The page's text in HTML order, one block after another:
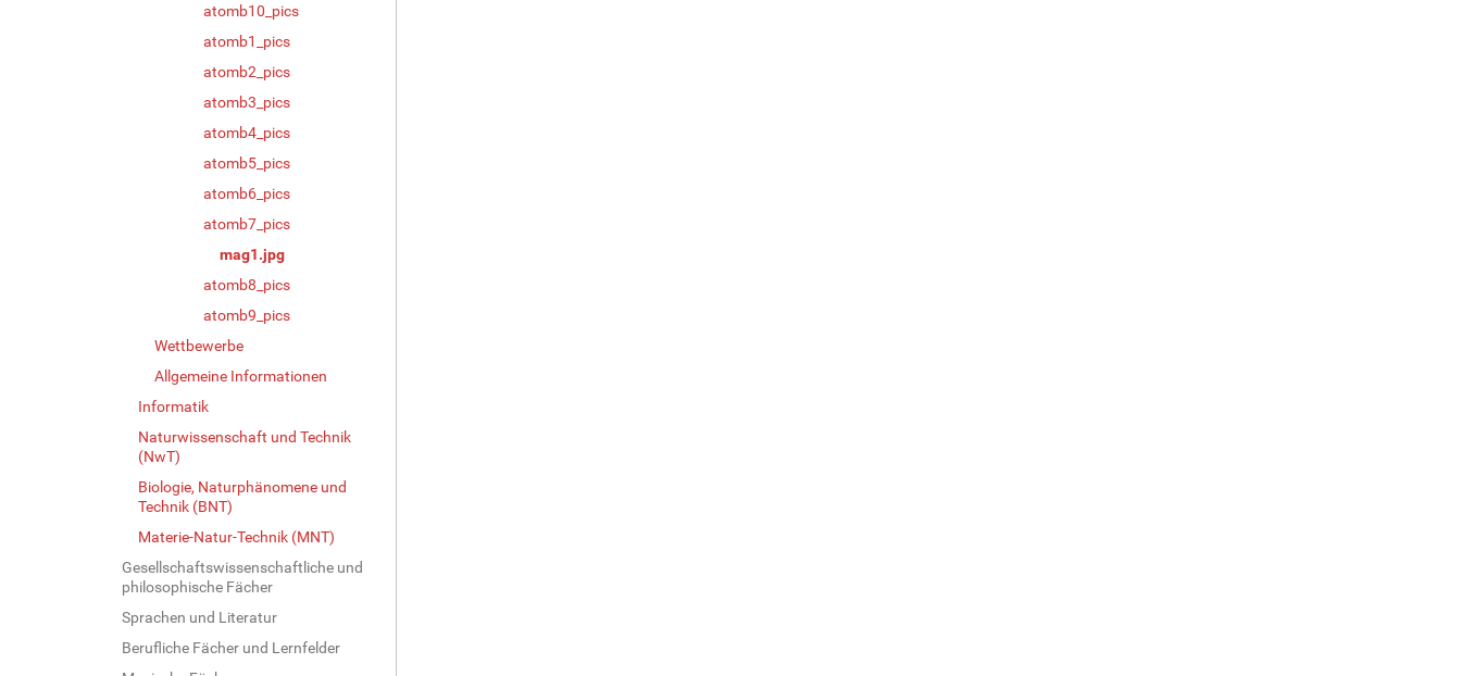
atomb10_pics
atomb1_pics
atomb2_pics
atomb3_pics
atomb4_pics
atomb5_pics
atomb6_pics
atomb7_pics
mag1.jpg
atomb8_pics
atomb9_pics
Wettbewerbe
Allgemeine Informationen
Informatik
Naturwissenschaft und Technik
(NwT)
Biologie, Naturphänomene und
Technik (BNT)
Materie-Natur-Technik (MNT)
Gesellschaftswissenschaftliche und
philosophische Fächer
Sprachen und Literatur
Berufliche Fächer und Lernfelder